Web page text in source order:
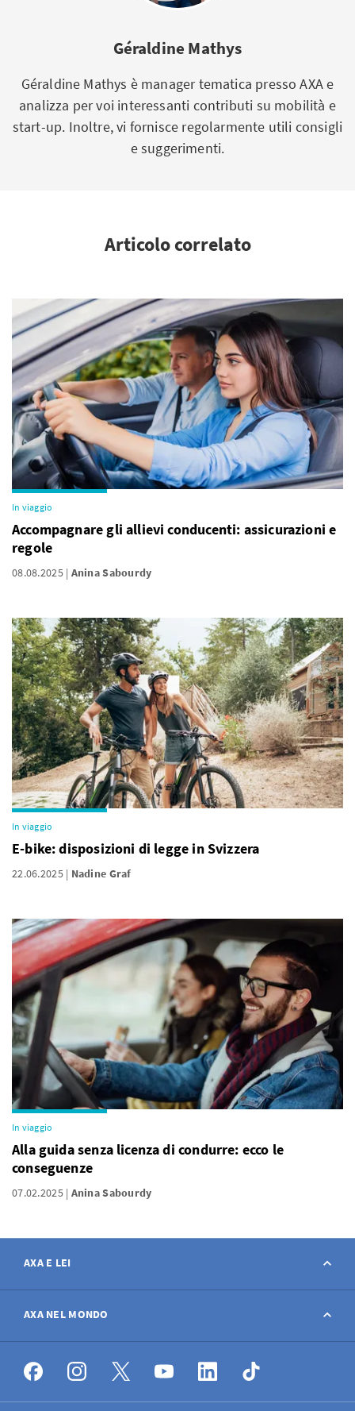
Géraldine Mathys
Géraldine Mathys è manager tematica presso AXA e
analizza per voi interessanti contributi su mobilità e
start-up. Inoltre, vi fornisce regolarmente utili consigli
e suggerimenti.
Articolo correlato
In viaggio
Accompagnare gli allievi conducenti: assicurazioni e
regole
08.08.2025 Anina Sabourdy
In viaggio
E-bike: disposizioni di legge in Svizzera
22.06.2025 Nadine Graf
In viaggio
Alla guida senza licenza di condurre: ecco le
conseguenze
07.02.2025 Anina Sabourdy
AXA E LEI
Contatto
Avviso sinistro
Offerte di lavoro
AXA NEL MONDO
AXA nel mondo